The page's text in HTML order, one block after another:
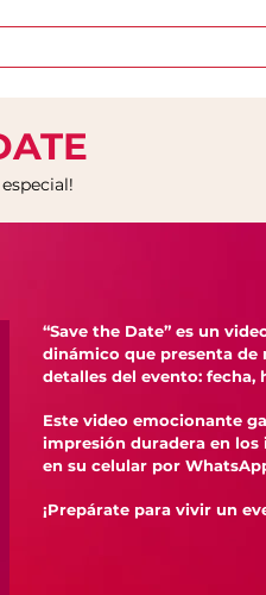
“Save the Date” es un
dinámico que presenta de
detalles del evento: fecha,
Este video emocionante
impresión duradera en los
en su celular por
¡Prepárate para vivir un